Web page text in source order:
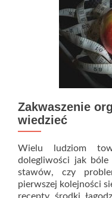
Zakwaszenie
wiedzieć
Wielu ludziom
dolegliwości jak bóle
stawów, czy
pierwszej kolejności